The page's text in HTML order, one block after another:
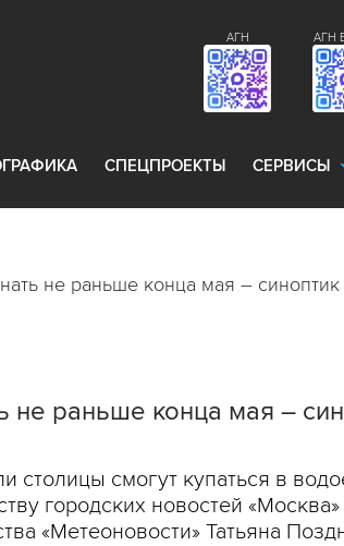
АГН
АГН
СПЕЦПРОЕКТЫ СЕРВИСЫ
не раньше конца мая – синоптик
не раньше конца мая –
столицы смогут купаться в
городских новостей
«Метеоновости» Татьяна